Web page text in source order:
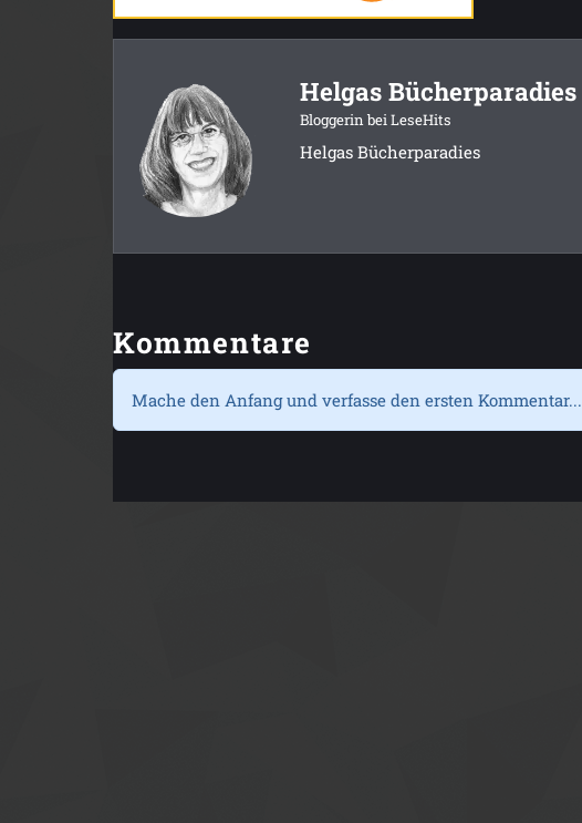
Helgas Bücherparadies
Bloggerin bei LeseHits
Helgas Bücherparadies
Kommentare
Mache den Anfang und verfasse den ersten Kommentar...